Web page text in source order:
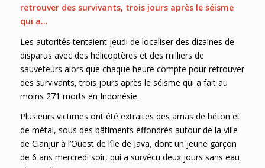
retrouver des survivants, trois jours après le séisme
qui a…
Les autorités tentaient jeudi de localiser des dizaines de
disparus avec des hélicoptères et des milliers de
sauveteurs alors que chaque heure compte pour retrouver
des survivants, trois jours après le séisme qui a fait au
moins 271 morts en Indonésie.
Plusieurs victimes ont été extraites des amas de béton et
de métal, sous des bâtiments effondrés autour de la ville
de Cianjur à l’Ouest de l’île de Java, dont un jeune garçon
de 6 ans mercredi soir, qui a survécu deux jours sans eau